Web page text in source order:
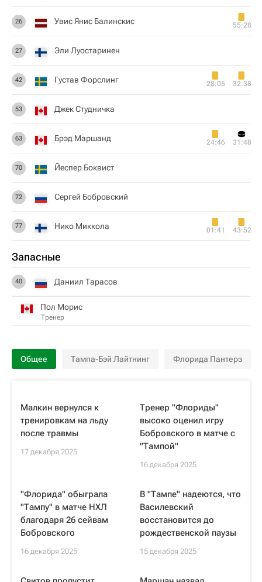
26 Увис Янис Балинскис 55:28
27 Эли Луостаринен
42 Густав Форслинг 28:05 32:38
53 Джек Студничка
63 Брэд Маршанд 24:46 31:48
70 Йеспер Боквист
72 Сергей Бобровский
77 Нико Миккола 01:41 43:52
Запасные
40 Даниил Тарасов
Пол Морис
Тренер
Общее Тампа-Бэй Лайтнинг Флорида Пантерз
Малкин вернулся к
тренировкам на льду
после травмы
17 декабря 2025
Тренер "Флориды"
высоко оценил игру
Бобровского в матче с
"Тампой"
16 декабря 2025
"Флорида" обыграла
"Тампу" в матче НХЛ
благодаря 26 сейвам
Бобровского
16 декабря 2025
В "Тампе" надеются, что
Василевский
восстановится до
рождественской паузы
15 декабря 2025